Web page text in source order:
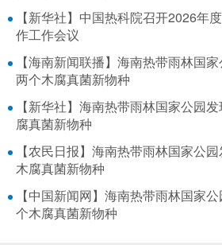
【新华社】中国热科院召开2026年
作工作会议
【海南新闻联播】海南热带雨林国
两个木腐真菌新物种
【新华社】海南热带雨林国家公园
腐真菌新物种
【农民日报】海南热带雨林国家公
木腐真菌新物种
【中国新闻网】海南热带雨林国家
个木腐真菌新物种